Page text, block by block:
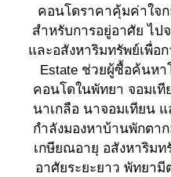
คอนโดราคาคุ้มค่าใจ
สำหรับการอยู่อาศัย ไ
และอสังหาริมทรัพย์เพื่อ
Estate ช่วยผู้ซื้อค้นหา
คอนโดในพัทยา จอมเ
นาเกลือ นาจอมเทียน
กำลังมองหาบ้านพักตา
เกษียณอายุ อสังหาริมท
อาศัยระยะยาว พัทยา